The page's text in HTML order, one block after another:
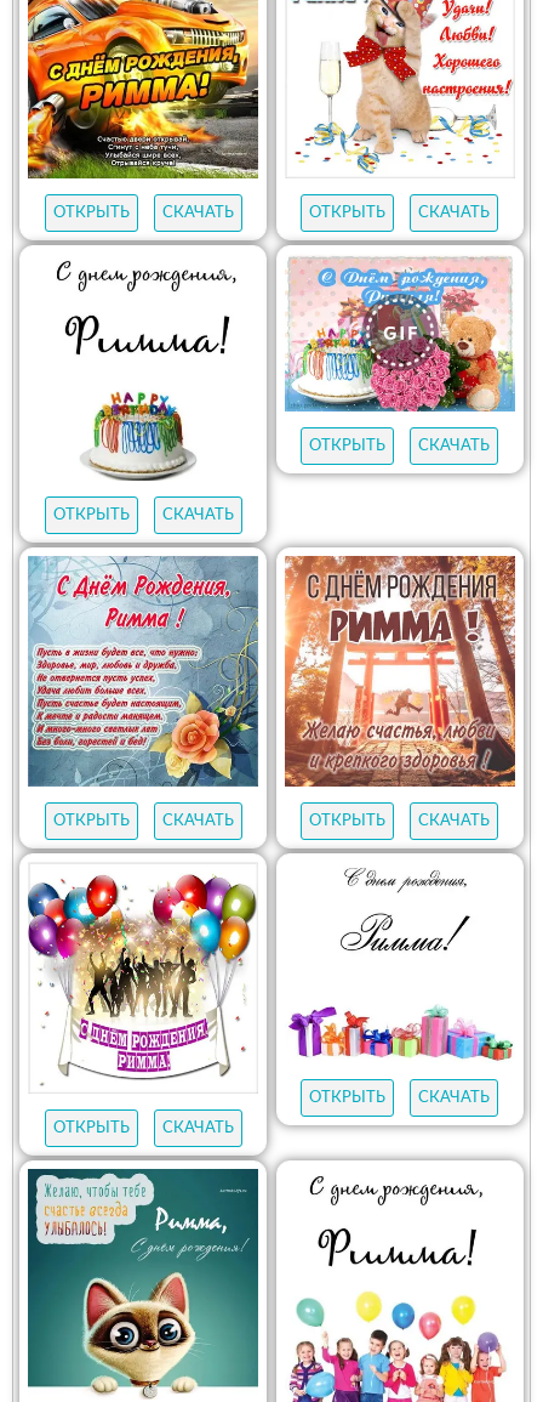
ОТКРЫТЬ СКАЧАТЬ ОТКРЫТЬ СКАЧАТЬ
ОТКРЫТЬ СКАЧАТЬ
ОТКРЫТЬ СКАЧАТЬ
ОТКРЫТЬ СКАЧАТЬ ОТКРЫТЬ СКАЧАТЬ
ОТКРЫТЬ СКАЧАТЬ
ОТКРЫТЬ СКАЧАТЬ